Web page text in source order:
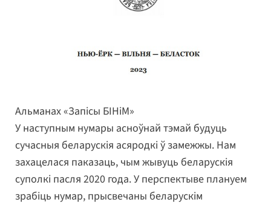
Альманах «Запісы БІНіМ»
У наступным нумары асноўнай тэмай будуць
сучасныя беларускія асяродкі ў замежжы. Нам
захацелася паказаць, чым жывуць беларускія
суполкі пасля 2020 года. У перспектыве плануем
зрабіць нумар, прысвечаны беларускім